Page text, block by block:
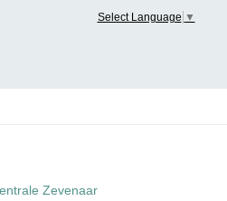
Select Language ▼
Zevenaar